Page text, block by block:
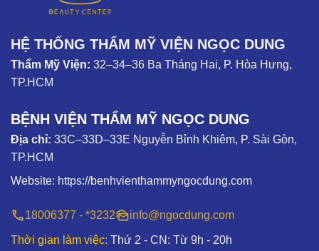
HỆ THỐNG THẨM MỸ VIỆN NGỌC DUNG
Thẩm Mỹ Viện: 32–34–36 Ba Tháng Hai, P. Hòa Hưng,
TP.HCM
BỆNH VIỆN THẨM MỸ NGỌC DUNG
Địa chỉ: 33C–33D–33E Nguyễn Bỉnh Khiêm, P. Sài Gòn,
TP.HCM
Website: https://benhvienthammyngocdung.com
18006377 - *3232 info@ngocdung.com
Thời gian làm việc: Thứ 2 - CN: Từ 9h - 20h